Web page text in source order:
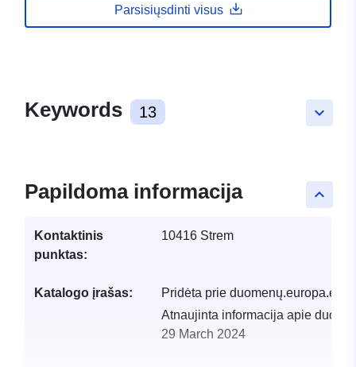
Parsisiųsdinti visus
keyboard_arrow_down
Keywords 13
keyboard_arrow_up
Papildoma informacija
Kontaktinis
punktas:
10416 Strem
Katalogo įrašas: Pridėta prie duomenų.europa.eu:
Atnaujinta informacija apie
29 March 2024